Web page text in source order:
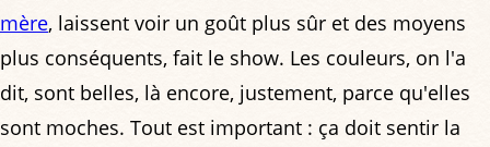
mère, laissent voir un goût plus sûr et des moyens
plus conséquents, fait le show. Les couleurs, on l'a
dit, sont belles, là encore, justement, parce qu'elles
sont moches. Tout est important : ça doit sentir la